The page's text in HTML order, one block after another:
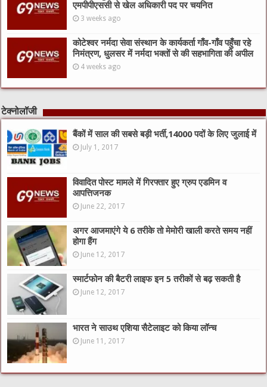
एमपीपीएससी से खेल अधिकारी पद पर चयनित
3 weeks ago
कोटेश्वर नर्मदा सेवा संस्थान के कार्यकर्ता गाँव-गाँव पहुँचा रहे
निमंत्रण, धुलसर में नर्मदा भक्तों से की सहभागिता की अपील
4 weeks ago
टेक्नोलॉजी
बैंकों में साल की सबसे बड़ी भर्ती,14000 पदों के लिए जुलाई में
July 1, 2017
विवादित पोस्ट मामले में गिरफ्तार हुए ग्रुप एडमिन व
आपत्तिजनक
June 22, 2017
अगर आजमाएंगे ये 6 तरीके तो मेमोरी खाली करते समय नहीं
होगा हैंग
June 12, 2017
स्मार्टफोन की बैटरी लाइफ इन 5 तरीकों से बढ़ सकती है
June 12, 2017
भारत ने साउथ एशिया सैटेलाइट को किया लॉन्च
June 11, 2017